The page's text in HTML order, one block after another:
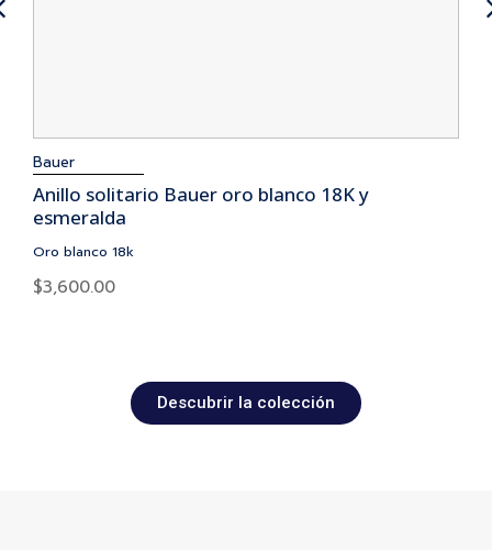
Bauer
Anillo solitario Bauer oro blanco 18K y
esmeralda
Oro blanco 18k
$3,600.00
Descubrir la colección